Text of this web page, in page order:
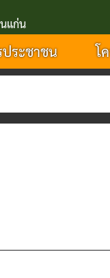
แก่น
ระชาชน โ
เ